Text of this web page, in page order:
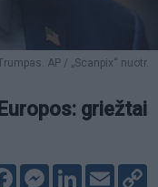
AP / „Scanpix“ nuotr.
griežtai
FacebookMessenger
LinkedIn
Email